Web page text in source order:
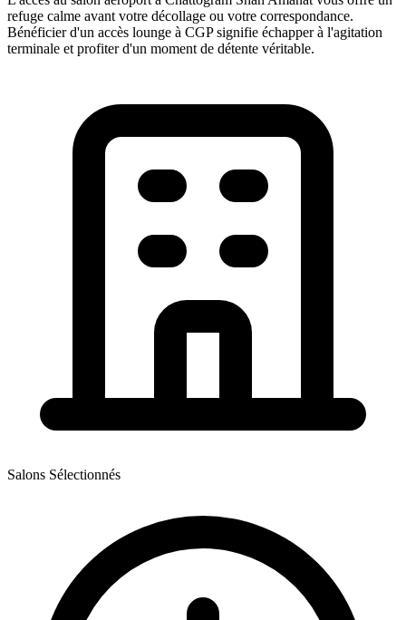
refuge calme avant votre décollage ou votre correspondance.
Bénéficier d'un accès lounge à CGP signifie échapper à l'agitation
terminale et profiter d'un moment de détente véritable.
Salons Sélectionnés